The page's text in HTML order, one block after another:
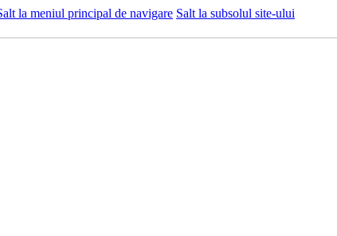
la meniul principal de navigare Salt la subsolul site-ului